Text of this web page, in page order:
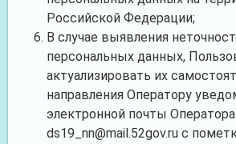
Российской Федерации;
В случае выявления
персональных данных,
актуализировать их
направления Оператору
электронной почты Оператора
ds19_nn@mail.52gov.ru с